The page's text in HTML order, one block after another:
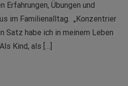
Erfahrungen, Übungen und
im Familienalltag. „Konzentrier
Satz habe ich in meinem Leben
Kind, als […]